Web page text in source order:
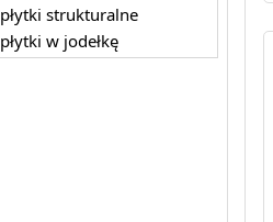
płytki strukturalne
płytki w jodełkę